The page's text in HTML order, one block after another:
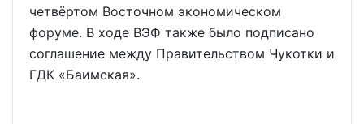
четвёртом Восточном экономическом
форуме. В ходе ВЭФ также было подписано
соглашение между Правительством Чукотки и
ГДК «Баимская».